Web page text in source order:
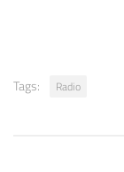
Tags: Radio